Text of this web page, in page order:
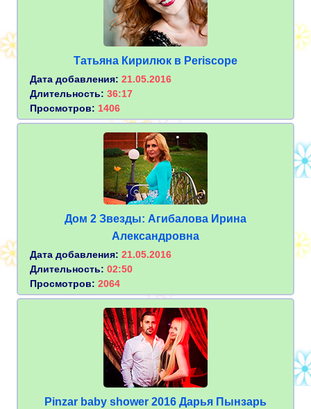
Татьяна Кирилюк в Periscope
Дата добавления: 21.05.2016
Длительность: 36:17
Просмотров: 1406
Дом 2 Звезды: Агибалова Ирина
Александровна
Дата добавления: 21.05.2016
Длительность: 02:50
Просмотров: 2064
Pinzar baby shower 2016 Дарья Пынзарь